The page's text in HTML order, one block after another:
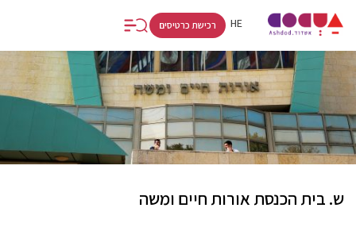
HE
RU
רכישת כרטיסים
ש. בית הכנסת אורות חיים ומשה